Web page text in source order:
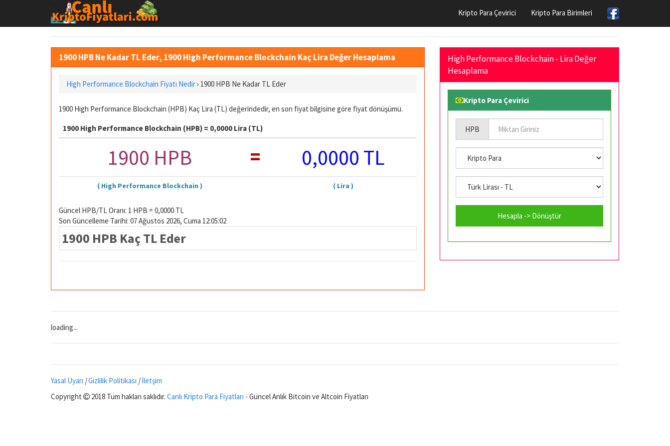
Kripto Para Çevirici Kripto Para Birimleri
1900 HPB Ne Kadar TL Eder, 1900 High Performance Blockchain Kaç Lira Değer Hesaplama
High Performance Blockchain Fiyatı Nedir› 1900 HPB Ne Kadar TL Eder
1900 High Performance Blockchain (HPB) Kaç Lira (TL) değerindedir, en son fiyat bilgisine göre fiyat dönüşümü.
1900 High Performance Blockchain (HPB) = 0,0000 Lira (TL)
1900 HPB = 0,0000 TL
( High Performance Blockchain ) ( Lira )
Güncel HPB/TL Oranı: 1 HPB = 0,0000 TL
Son Güncelleme Tarihi: 07 Ağustos 2026, Cuma 12:05:02
1900 HPB Kaç TL Eder
High Performance Blockchain - Lira Değer
Hesaplama
Kripto Para Çevirici
HPB
Hesapla -> Dönüştür
loading...
Yasal Uyarı |Gizlilik Politikası |İletşim
Copyright
2018 Tüm hakları saklıdır. Canlı Kripto Para Fiyatları - Güncel Anlık Bitcoin ve Altcoin Fiyatları